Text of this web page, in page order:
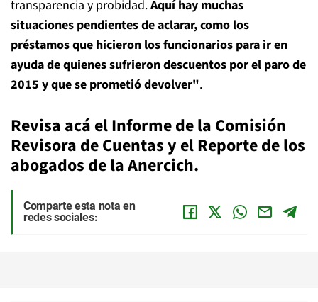
transparencia y probidad.Aquí hay muchas
situaciones pendientes de aclarar, como los
préstamos que hicieron los funcionarios para ir en
ayuda de quienes sufrieron descuentos por el paro de
2015 y que se prometió devolver".
Revisa acá elInforme de la Comisión
Revisora de Cuentasy elReporte de los
abogados de la Anercich.
Comparte esta nota en
redes sociales: